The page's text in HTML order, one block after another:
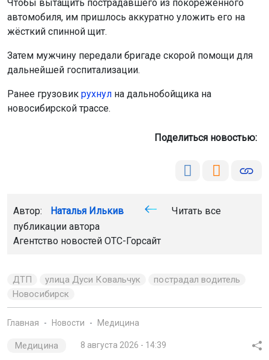
Чтобы вытащить пострадавшего из покорёженного
автомобиля, им пришлось аккуратно уложить его на
жёсткий спинной щит.
Затем мужчину передали бригаде скорой помощи для
дальнейшей госпитализации.
Ранее грузовик рухнул на дальнобойщика на
новосибирской трассе.
Поделиться новостью:
Автор: Наталья Илькив
Читать все
публикации автора
Агентство новостей ОТС-Горсайт
ДТП улица Дуси Ковальчук
пострадал водитель
Новосибирск
Главная Новости Медицина
Медицина 8 августа 2026 - 14:39